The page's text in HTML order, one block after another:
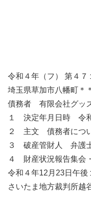
令和４年（フ） 第４７
埼玉県草加市八幡町＊
債務者 有限会社グッ
１ 決定年月日時 令
２ 主文 債務者につい
３ 破産管財人 弁護
４ 財産状況報告集会
令和４年12月23日午後
さいたま地方裁判所越